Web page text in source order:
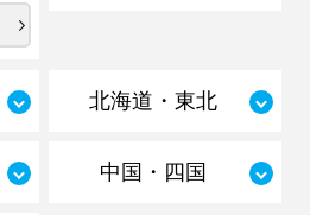
北海道・東北
中国・四国